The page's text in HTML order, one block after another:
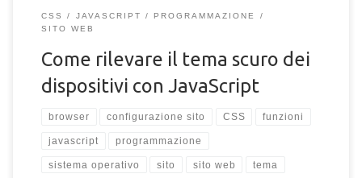
CSS JAVASCRIPT
PROGRAMMAZIONE
SITO WEB
Come rilevare il tema scuro dei
dispositivi con JavaScript
browser configurazione sito CSS funzioni
javascript programmazione
sistema operativo sito sito web tema